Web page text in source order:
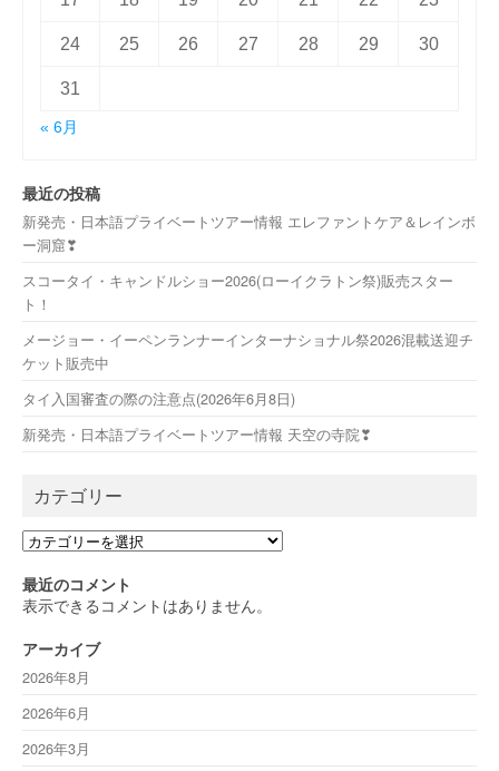
24 25 26 27 28 29 30
31
« 6月
最近の投稿
新発売・日本語プライベートツアー情報 エレファントケア＆レインボ
ー洞窟❣
スコータイ・キャンドルショー2026(ローイクラトン祭)販売スター
ト！
メージョー・イーペンランナーインターナショナル祭2026混載送迎チ
ケット販売中
タイ入国審査の際の注意点(2026年6月8日)
新発売・日本語プライベートツアー情報 天空の寺院❣
カテゴリー
カ
ゴ
リ
最近のコメント
表示できるコメントはありません。
アーカイブ
2026年8月
2026年6月
2026年3月